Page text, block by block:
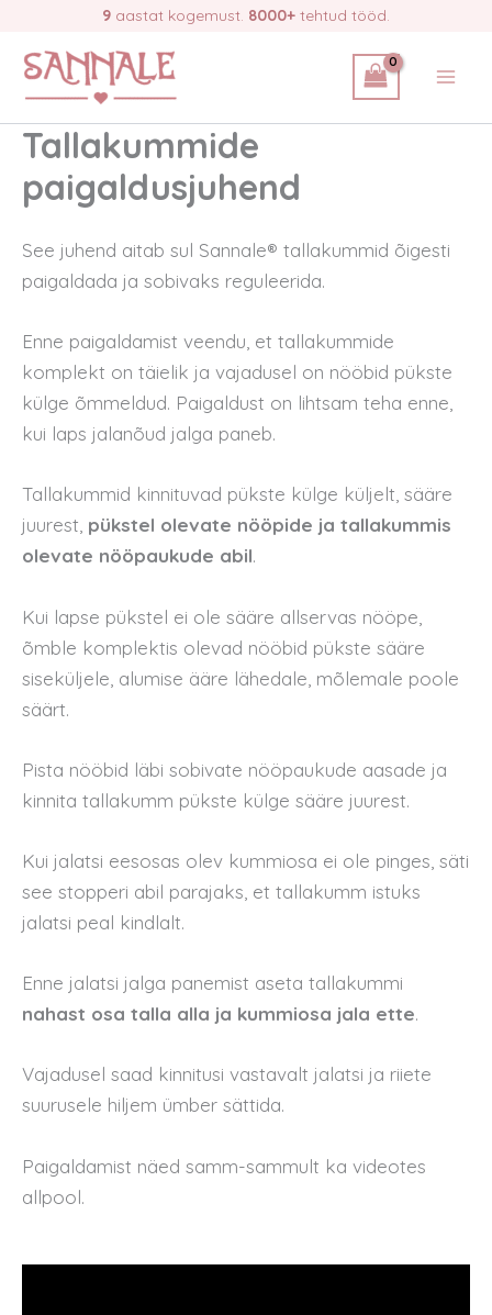
content
9 aastat kogemust. 8000+ tehtud tööd.
Tallakummide
paigaldusjuhend
See juhend aitab sul Sannale® tallakummid õigesti
paigaldada ja sobivaks reguleerida.
Enne paigaldamist veendu, et tallakummide
komplekt on täielik ja vajadusel on nööbid pükste
külge õmmeldud. Paigaldust on lihtsam teha enne,
kui laps jalanõud jalga paneb.
Tallakummid kinnituvad pükste külge küljelt, sääre
juurest, pükstel olevate nööpide ja tallakummis
olevate nööpaukude abil.
Kui lapse pükstel ei ole sääre allservas nööpe,
õmble komplektis olevad nööbid pükste sääre
siseküljele, alumise ääre lähedale, mõlemale poole
säärt.
Pista nööbid läbi sobivate nööpaukude aasade ja
kinnita tallakumm pükste külge sääre juurest.
Kui jalatsi eesosas olev kummiosa ei ole pinges, säti
see stopperi abil parajaks, et tallakumm istuks
jalatsi peal kindlalt.
Enne jalatsi jalga panemist aseta tallakummi
nahast osa talla alla ja kummiosa jala ette.
Vajadusel saad kinnitusi vastavalt jalatsi ja riiete
suurusele hiljem ümber sättida.
Paigaldamist näed samm-sammult ka videotes
allpool.